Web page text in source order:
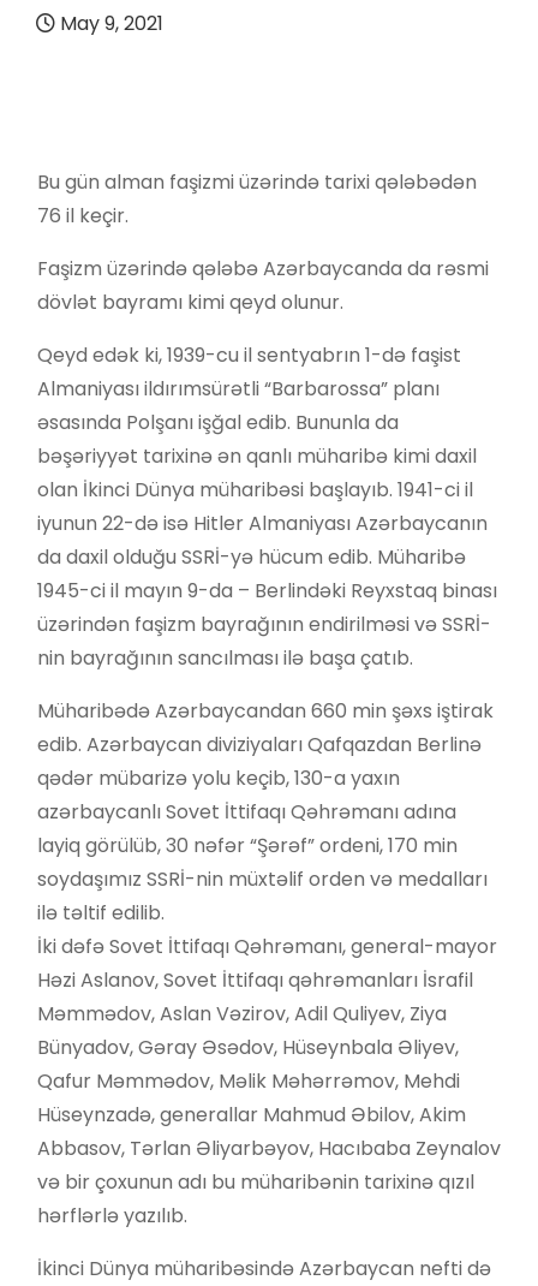
May 9, 2021
Bu gün alman faşizmi üzərində tarixi qələbədən
76 il keçir.
Faşizm üzərində qələbə Azərbaycanda da rəsmi
dövlət bayramı kimi qeyd olunur.
Qeyd edək ki, 1939-cu il sentyabrın 1-də faşist
Almaniyası ildırımsürətli “Barbarossa” planı
əsasında Polşanı işğal edib. Bununla da
bəşəriyyət tarixinə ən qanlı müharibə kimi daxil
olan İkinci Dünya müharibəsi başlayıb. 1941-ci il
iyunun 22-də isə Hitler Almaniyası Azərbaycanın
da daxil olduğu SSRİ-yə hücum edib. Müharibə
1945-ci il mayın 9-da – Berlindəki Reyxstaq binası
üzərindən faşizm bayrağının endirilməsi və SSRİ-
nin bayrağının sancılması ilə başa çatıb.
Müharibədə Azərbaycandan 660 min şəxs iştirak
edib. Azərbaycan diviziyaları Qafqazdan Berlinə
qədər mübarizə yolu keçib, 130-a yaxın
azərbaycanlı Sovet İttifaqı Qəhrəmanı adına
layiq görülüb, 30 nəfər “Şərəf” ordeni, 170 min
soydaşımız SSRİ-nin müxtəlif orden və medalları
ilə təltif edilib.
İki dəfə Sovet İttifaqı Qəhrəmanı, general-mayor
Həzi Aslanov, Sovet İttifaqı qəhrəmanları İsrafil
Məmmədov, Aslan Vəzirov, Adil Quliyev, Ziya
Bünyadov, Gəray Əsədov, Hüseynbala Əliyev,
Qafur Məmmədov, Məlik Məhərrəmov, Mehdi
Hüseynzadə, generallar Mahmud Əbilov, Akim
Abbasov, Tərlan Əliyarbəyov, Hacıbaba Zeynalov
və bir çoxunun adı bu müharibənin tarixinə qızıl
hərflərlə yazılıb.
İkinci Dünya müharibəsində Azərbaycan nefti də